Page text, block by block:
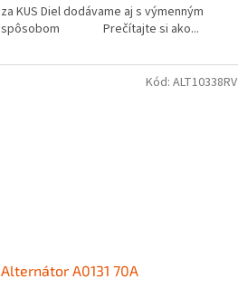
za KUS Diel dodávame aj s výmenným
spôsobom Prečítajte si ako...
Alternátor A0131 70A
Kód: ALT10338RV